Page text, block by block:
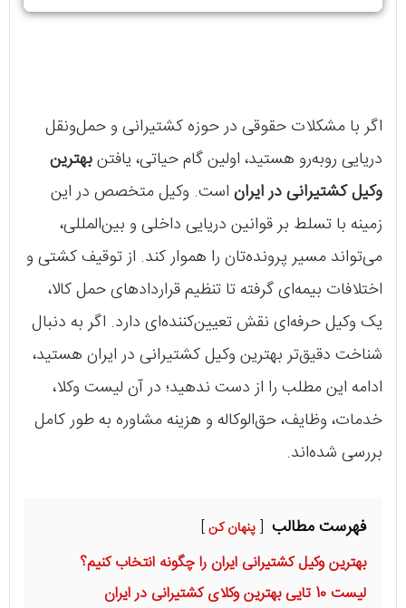
اگر با مشکلات حقوقی در حوزه کشتیرانی و حمل‌ونقل
دریایی روبه‌رو هستید، اولین گام حیاتی، یافتنبهترین
وکیل کشتیرانی در ایران است. وکیل متخصص در این
زمینه با تسلط بر قوانین دریایی داخلی و بین‌المللی،
می‌تواند مسیر پرونده‌تان را هموار کند. از توقیف کشتی و
اختلافات بیمه‌ای گرفته تا تنظیم قراردادهای حمل کالا،
یک وکیل حرفه‌ای نقش تعیین‌کننده‌ای دارد. اگر به دنبال
شناخت دقیق‌تر بهترین وکیل کشتیرانی در ایران هستید،
ادامه این مطلب را از دست ندهید؛ در آن لیست وکلا،
خدمات، وظایف، حق‌الوکاله و هزینه مشاوره به طور کامل
بررسی شده‌اند.
فهرست مطالب پنهان کن
بهترین وکیل کشتیرانی ایران را چگونه انتخاب کنیم؟
لیست 10 تایی بهترین وکلای کشتیرانی در ایران